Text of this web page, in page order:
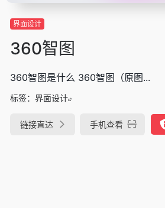
界面设计
360智图
360智图是什么 360智图（原图...
标签： 界面设计
链接直达 手机查看